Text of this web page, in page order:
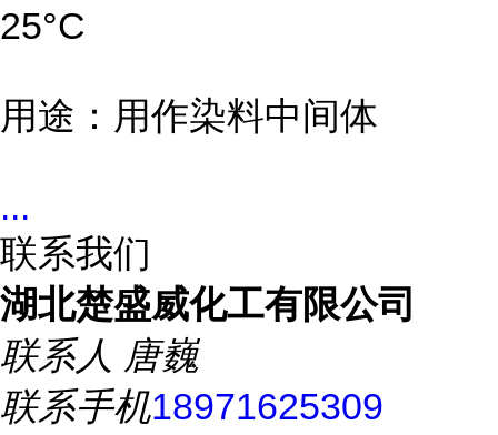
25°C
用途：用作染料中间体
...
联系我们
湖北楚盛威化工有限公司
联系人 唐巍
联系手机18971625309